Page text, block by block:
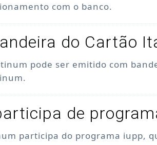
com o banco.
do Cartão
pode ser emitido com
de
participa do programa iupp,